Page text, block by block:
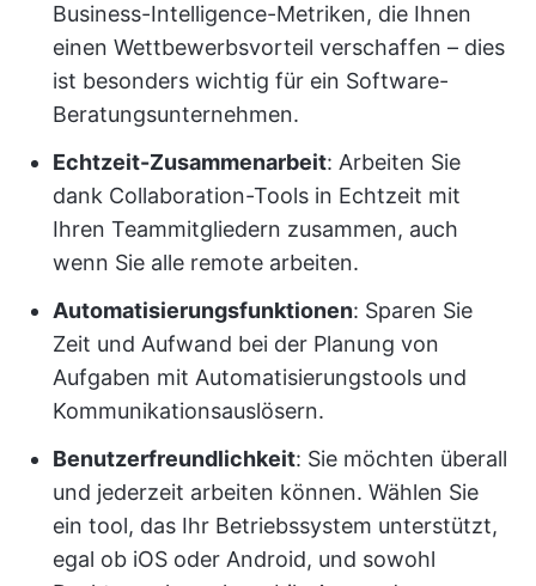
Business-Intelligence-Metriken, die Ihnen
einen Wettbewerbsvorteil verschaffen – dies
ist besonders wichtig für ein Software-
Beratungsunternehmen.
Echtzeit-Zusammenarbeit: Arbeiten Sie
dank Collaboration-Tools in Echtzeit mit
Ihren Teammitgliedern zusammen, auch
wenn Sie alle remote arbeiten.
Automatisierungsfunktionen: Sparen Sie
Zeit und Aufwand bei der Planung von
Aufgaben mit Automatisierungstools und
Kommunikationsauslösern.
Benutzerfreundlichkeit: Sie möchten überall
und jederzeit arbeiten können. Wählen Sie
ein tool, das Ihr Betriebssystem unterstützt,
egal ob iOS oder Android, und sowohl